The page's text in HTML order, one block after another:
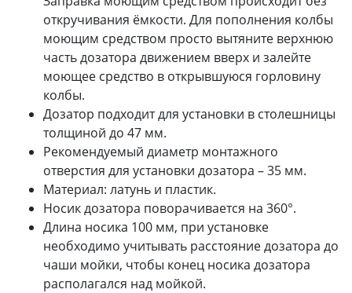
откручивания ёмкости. Для пополнения колбы
моющим средством просто вытяните верхнюю
часть дозатора движением вверх и залейте
моющее средство в открывшуюся горловину
колбы.
Дозатор подходит для установки в столешницы
толщиной до 47 мм.
Рекомендуемый диаметр монтажного
отверстия для установки дозатора – 35 мм.
Материал: латунь и пластик.
Носик дозатора поворачивается на 360°.
Длина носика 100 мм, при установке
необходимо учитывать расстояние дозатора до
чаши мойки, чтобы конец носика дозатора
располагался над мойкой.